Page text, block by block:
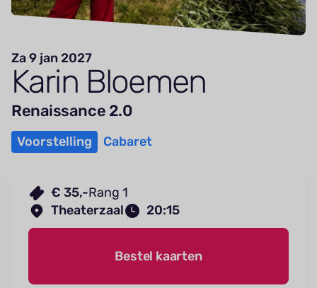
Za 9 jan 2027
Karin Bloemen
Renaissance 2.0
Voorstelling Cabaret
€ 35,-Rang 1
Theaterzaal
20:15
Bestel kaarten